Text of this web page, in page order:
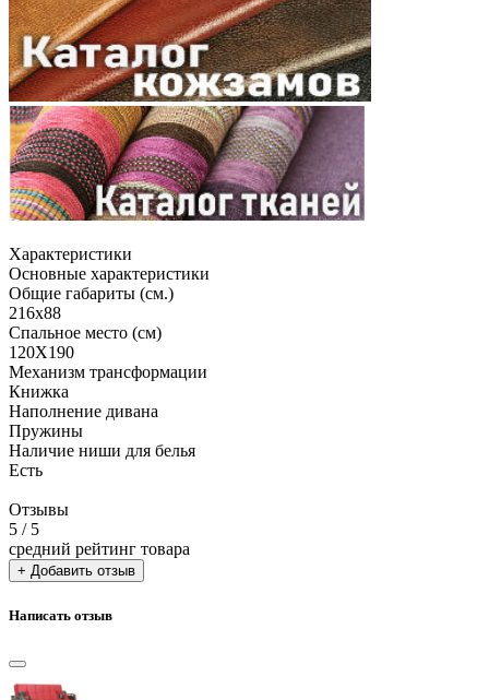
Характеристики
Основные характеристики
Общие габариты (см.)
216х88
Спальное место (см)
120Х190
Механизм трансформации
Книжка
Наполнение дивана
Пружины
Наличие ниши для белья
Есть
Отзывы
5 / 5
средний рейтинг товара
+ Добавить отзыв
Написать отзыв